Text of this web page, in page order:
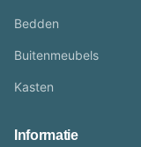
Bedden
Buitenmeubels
Kasten
Informatie